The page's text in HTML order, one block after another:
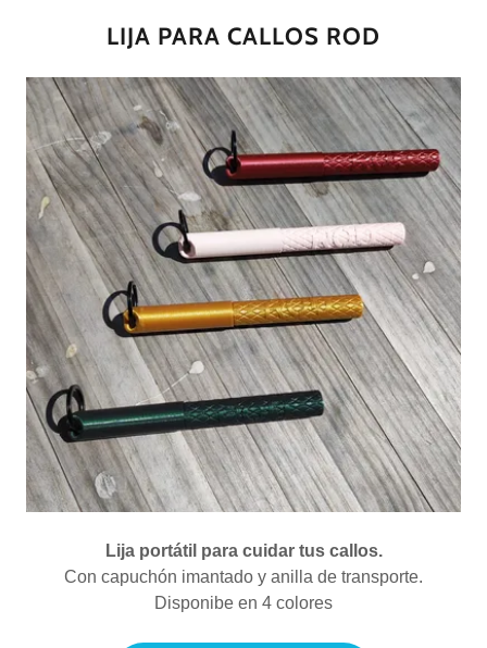
LIJA PARA CALLOS ROD
Lija portátil para cuidar tus callos.
Con capuchón imantado y anilla de transporte.
Disponibe en 4 colores